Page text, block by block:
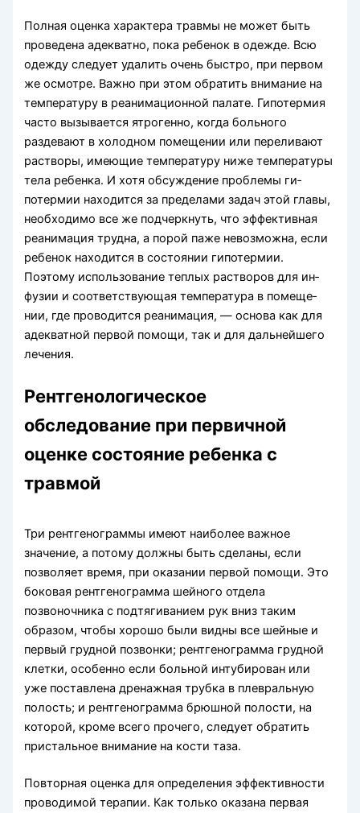
Полная оценка характера травмы не может быть
проведена адекватно, пока ребенок в одежде. Всю
одежду следует удалить очень быстро, при первом
же осмотре. Важно при этом обратить внимание на
температуру в реанимационной палате. Гипотер­мия
часто вызывается ятрогенно, когда больного
раздевают в холодном помещении или переливают
растворы, имеющие температуру ниже температу­ры
тела ребенка. И хотя обсуждение проблемы ги­
потермии находится за пределами задач этой гла­вы,
необходимо все же подчеркнуть, что эффектив­ная
реанимация трудна, а порой паже невозможна, если
ребенок находится в состоянии гипотермии.
Поэтому использование теплых растворов для ин­
фузии и соответствующая температура в помеще­
нии, где проводится реанимация, — основа как для
адекватной первой помощи, так и для дальнейшего
лечения.
Рентгенологическое
обследование при первичной
оценке состояние ребенка с
травмой
Три рентгенограммы имеют наиболее важное
значение, а потому должны быть сделаны, если
позволяет время, при оказании пер­вой помощи. Это
боковая рентгенограмма шейного отдела
позвоночника с подтягиванием рук вниз та­ким
образом, чтобы хорошо были видны все шей­ные и
первый грудной позвонки; рентгенограмма грудной
клетки, особенно если больной интубирован или
уже поставлена дренажная трубка в плевральную
полость; и рент­генограмма брюшной полости, на
которой, кроме всего прочего, следует обратить
пристальное вни­мание на кости таза.
Повторная оценка для определения эффективности
проводимой терапии. Как только ока­зана первая